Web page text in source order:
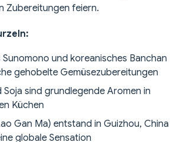
Zubereitungen feiern.
und koreanisches Banchan
gehobelte Gemüsezubereitungen
Soja sind grundlegende Aromen in
Küchen
Gan Ma) entstand in Guizhou, China
globale Sensation